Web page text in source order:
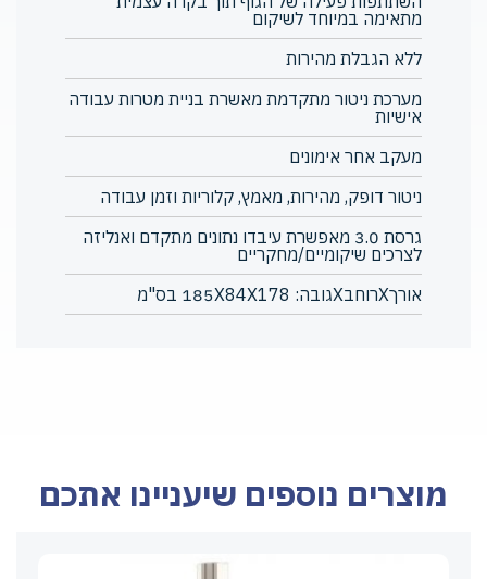
מתאימה במיוחד לשיקום
ללא הגבלת מהירות
מערכת ניטור מתקדמת מאשרת בניית מטרות עבודה
אישיות
מעקב אחר אימונים
ניטור דופק, מהירות, מאמץ, קלוריות וזמן עבודה
גרסת 3.0 מאפשרת עיבדו נתונים מתקדם ואנליזה
לצרכים שיקומיים/מחקריים
אורךXרוחבXגובה: 185X84X178 בס"מ
מוצרים נוספים שיעניינו אתכם